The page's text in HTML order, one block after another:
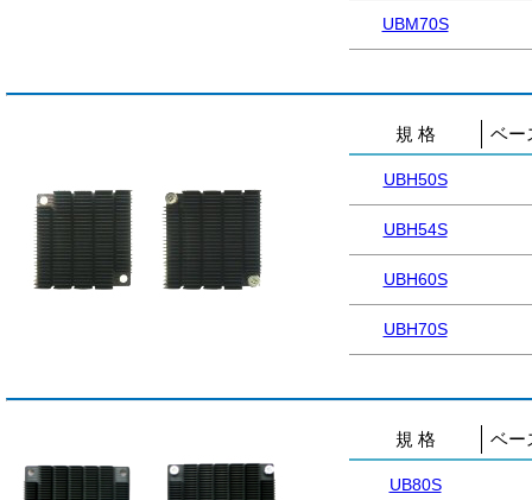
UBM70S
規 格 ベー
UBH50S
UBH54S
UBH60S
UBH70S
規 格 ベー
UB80S